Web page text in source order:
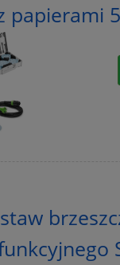
papierami